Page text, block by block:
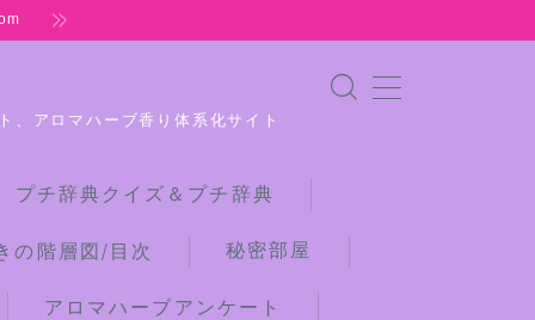
、アロマハーブ香り体系化サイト
チ辞典クイズ＆プチ辞典
の階層図/目次 秘密部屋
アロマハーブアンケート